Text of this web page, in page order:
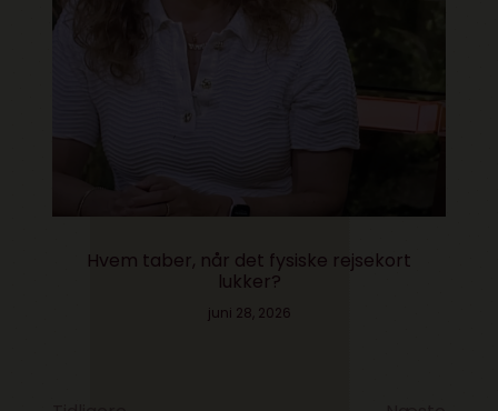
Hvem taber, når det fysiske rejsekort
lukker?
juni 28, 2026